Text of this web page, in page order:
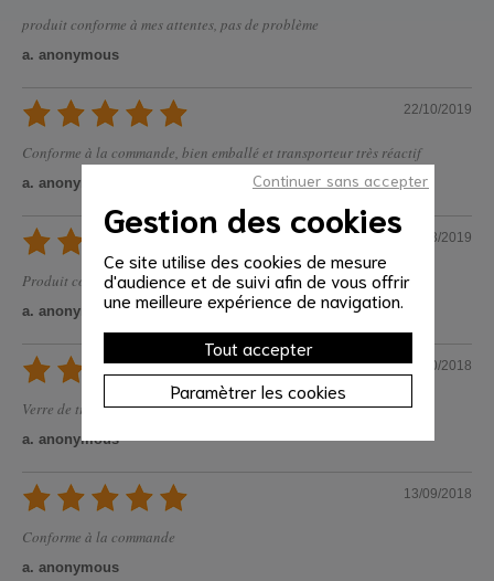
Gestion des cookies
Ce site utilise des cookies de mesure
d'audience et de suivi afin de vous offrir
une meilleure expérience de navigation.
Tout accepter
Paramètrer les cookies
Continuer sans accepter
produit conforme à mes attentes, pas de problème
a. anonymous
22/10/2019
Conforme à la commande, bien emballé et transporteur très réactif
a. anonymous
05/03/2019
Produit conforme
a. anonymous
21/10/2018
Verre de très bonne qualité
a. anonymous
13/09/2018
Conforme à la commande
a. anonymous